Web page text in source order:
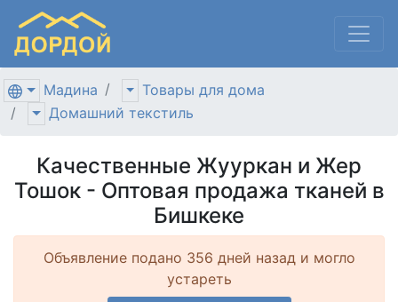
Мадина
Товары для дома
Домашний текстиль
Качественные Жууркан и Жер
Тошок - Оптовая продажа тканей в
Бишкеке
Объявление подано 356 дней назад и могло
устареть